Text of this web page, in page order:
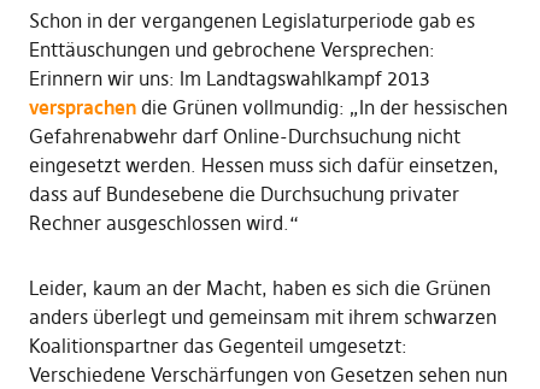
Schon in der vergangenen Legislaturperiode gab es
Enttäuschungen und gebrochene Versprechen:
Erinnern wir uns: Im Landtagswahlkampf 2013
versprachendie Grünen vollmundig: „In der hessischen
Gefahrenabwehr darf Online-Durchsuchung nicht
eingesetzt werden. Hessen muss sich dafür einsetzen,
dass auf Bundesebene die Durchsuchung privater
Rechner ausgeschlossen wird.“
Leider, kaum an der Macht, haben es sich die Grünen
anders überlegt und gemeinsam mit ihrem schwarzen
Koalitionspartner das Gegenteil umgesetzt:
Verschiedene Verschärfungen von Gesetzen sehen nun